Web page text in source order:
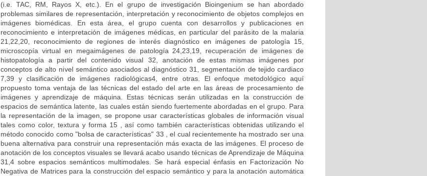
(i.e. TAC, RM, Rayos X, etc.). En el grupo de investigación Bioingenium se han abordado
problemas similares de representación, interpretación y reconocimiento de objetos complejos en
imágenes biomédicas. En esta área, el grupo cuenta con desarrollos y publicaciones en
reconocimiento e interpretación de imágenes médicas, en particular del parásito de la malaria
21,22,20, reconocimiento de regiones de interés diagnóstico en imágenes de patología 15,
microscopía virtual en megaimágenes de patología 24,23,19, recuperación de imágenes de
histopatología a partir del contenido visual 32, anotación de estas mismas imágenes por
conceptos de alto nivel semántico asociados al diagnóstico 31, segmentación de tejido cardiaco
7,39 y clasificación de imágenes radiológicas4, entre otras. El enfoque metodológico aquí
propuesto toma ventaja de las técnicas del estado del arte en las áreas de procesamiento de
imágenes y aprendizaje de máquina. Estas técnicas serán utilizadas en la construcción de
espacios de semántica latente, las cuales están siendo fuertemente abordadas en el grupo. Para
la representación de la imagen, se propone usar características globales de información visual
tales como color, textura y forma 15 , así como también características obtenidas utilizando el
método conocido como "bolsa de características" 33 , el cual recientemente ha mostrado ser una
buena alternativa para construir una representación más exacta de las imágenes. El proceso de
anotación de los conceptos visuales se llevará acabo usando técnicas de Aprendizaje de Máquina
31,4 sobre espacios semánticos multimodales. Se hará especial énfasis en Factorización No
Negativa de Matrices para la construcción del espacio semántico y para la anotación automática